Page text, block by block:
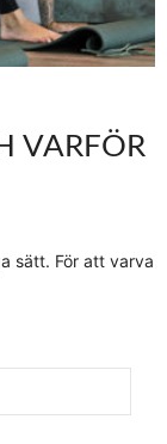
VARFÖR
sätt. För att varva